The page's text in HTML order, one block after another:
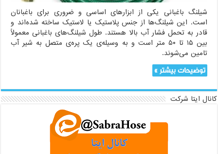
شیلنگ باغبانی یکی از ابزارهای اساسی و ضروری برای باغبانان
است. این شیلنگ‌ها از جنس پلاستیک یا لاستیک ساخته شده‌اند و
قادر به تحمل فشار آب بالا هستند. طول شیلنگ‌های باغبانی معمولاً
بین ۱۵ تا ۵۰ متر است و به وسیله‌ی یک پره‌ی متصل به شیر آب
تامین می‌شوند.
توضیحات بیشتر »
کانال ایتا شرکت